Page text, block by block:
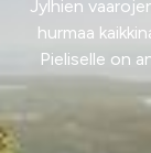
Jylhien
hurmaa
Pieliselle on